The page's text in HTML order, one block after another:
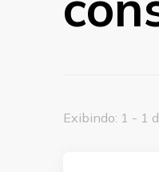
Exibindo: 1 - 1